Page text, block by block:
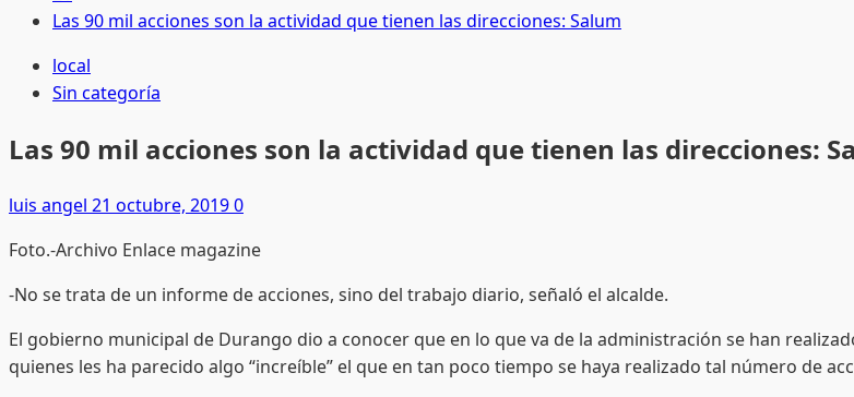
Las 90 mil acciones son la actividad que tienen las direcciones: Salum
local
Sin categoría
Las 90 mil acciones son la actividad que tienen las direcciones:
luis angel 21 octubre, 20190
Foto.-Archivo Enlace magazine
-No se trata de un informe de acciones, sino del trabajo diario, señaló el alcalde.
El gobierno municipal de Durango dio a conocer que en lo que va de la administración se han
quienes les ha parecido algo “increíble” el que en tan poco tiempo se haya realizado tal número de